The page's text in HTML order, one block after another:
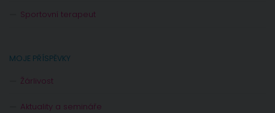
Sportovní terapeut
MOJE PŘÍSPĚVKY
Žárlivost
Aktuality a semináře